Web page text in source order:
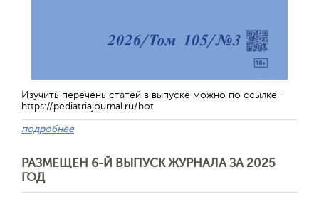
Изучить перечень статей в выпуске можно по ссылке -
https://pediatriajournal.ru/hot
подробнее
РАЗМЕЩЕН 6-Й ВЫПУСК ЖУРНАЛА ЗА 2025
ГОД